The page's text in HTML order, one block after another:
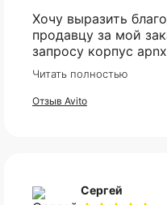
Хочу выразить
продавцу за мой
запросу корпус
идеале. Ценник
Все доехало в
Читать полностью
Отзыв Avito
Сергей